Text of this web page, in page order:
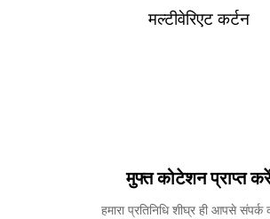
मल्टीवेरिएट कर्टन
मुफ्त कोटेशन प्राप्त
हमारा प्रतिनिधि शीघ्र ही आपसे संपर्क